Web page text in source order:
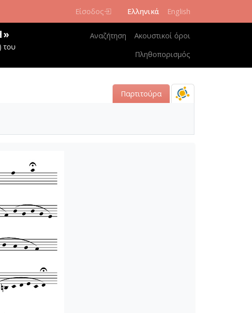
Είσοδος Ελληνικά English
του
Κεντρική πλοήγηση
Αναζήτηση
Ακουστικοί όροι
Πληθοπορισμός
Παρτιτούρα